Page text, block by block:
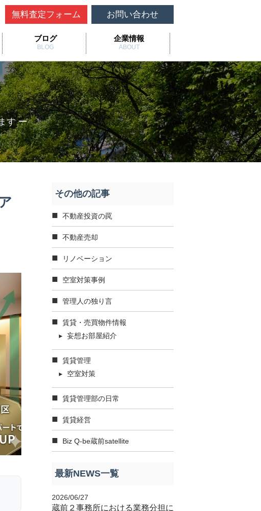
ブログ
BLOG
企業情報
ABOUT
無料査定フォーム お問い合わせ
す ー
その他の記事
不動産投資の罠
不動産売却
リノベーション
空室対策事例
管理人の独り言
賃貸・売買物件情報
妄想お部屋紹介
賃貸管理
空室対策
賃貸管理部の日常
賃貸経営
Biz Q-be蔵前satellite
最新NEWS一覧
2026/06/27
蔵前２事務所における業務分担に